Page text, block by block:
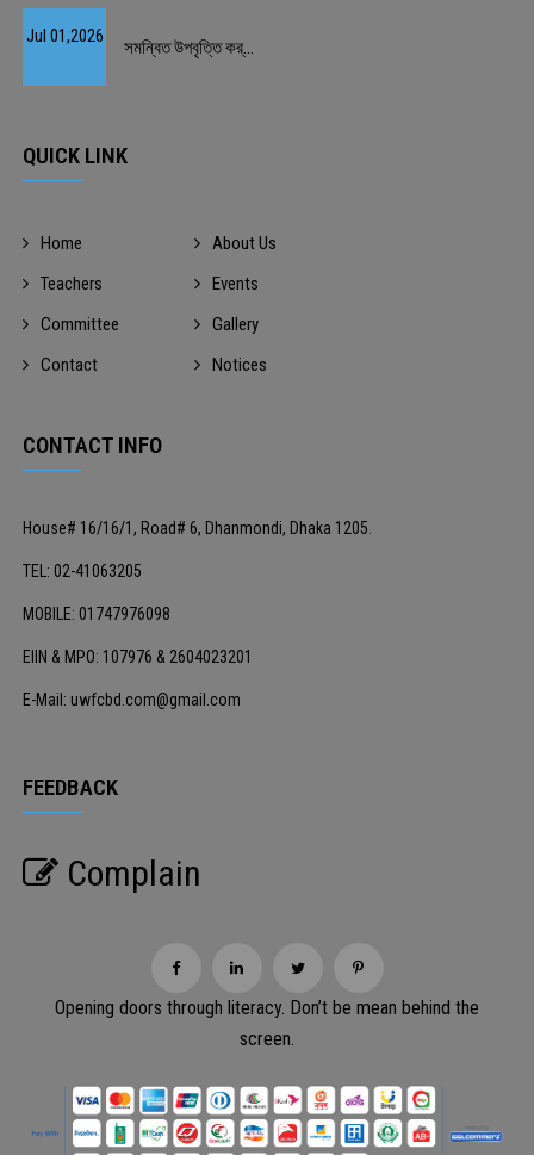
Jul 01,2026
সমন্বিত উপবৃত্তি কর্...
QUICK LINK
Home
About Us
Teachers
Events
Committee
Gallery
Contact
Notices
CONTACT INFO
House# 16/16/1, Road# 6, Dhanmondi, Dhaka 1205.
TEL: 02-41063205
MOBILE: 01747976098
EIIN & MPO: 107976 & 2604023201
E-Mail: uwfcbd.com@gmail.com
FEEDBACK
Complain
Opening doors through literacy. Don’t be mean behind the
screen.